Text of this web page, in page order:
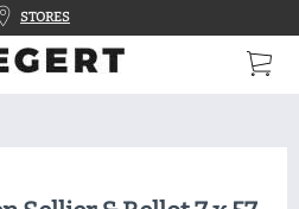
STORES